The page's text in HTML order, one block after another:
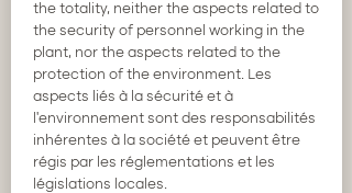
the totality, neither the aspects related to
the security of personnel working in the
plant, nor the aspects related to the
protection of the environment. Les
aspects liés à la sécurité et à
l'environnement sont des responsabilités
inhérentes à la société et peuvent être
régis par les réglementations et les
législations locales.